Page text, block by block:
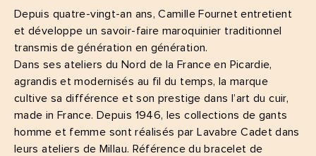
Depuis quatre-vingt-an ans, Camille Fournet entretient
et développe un savoir-faire maroquinier traditionnel
transmis de génération en génération.
Dans ses ateliers du Nord de la France en Picardie,
agrandis et modernisés au fil du temps, la marque
cultive sa différence et son prestige dans l’art du cuir,
made in France. Depuis 1946, les collections de gants
homme et femme sont réalisés par Lavabre Cadet dans
leurs ateliers de Millau. Référence du bracelet de